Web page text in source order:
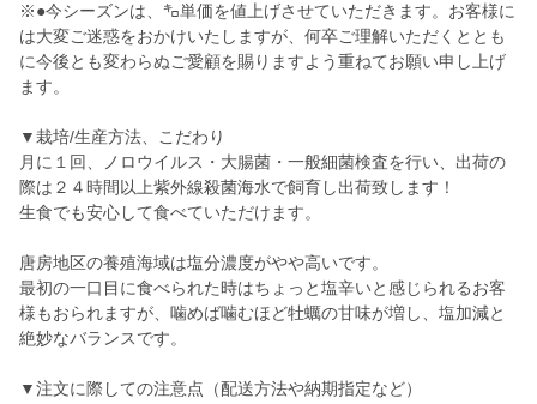
※●今シーズンは、㌔単価を値上げさせていただきます。お客様に
は大変ご迷惑をおかけいたしますが、何卒ご理解いただくととも
に今後とも変わらぬご愛顧を賜りますよう重ねてお願い申し上げ
ます。
▼栽培/生産方法、こだわり
月に１回、ノロウイルス・大腸菌・一般細菌検査を行い、出荷の
際は２４時間以上紫外線殺菌海水で飼育し出荷致します！
生食でも安心して食べていただけます。
唐房地区の養殖海域は塩分濃度がやや高いです。
最初の一口目に食べられた時はちょっと塩辛いと感じられるお客
様もおられますが、噛めば噛むほど牡蠣の甘味が増し、塩加減と
絶妙なバランスです。
▼注文に際しての注意点（配送方法や納期指定など）